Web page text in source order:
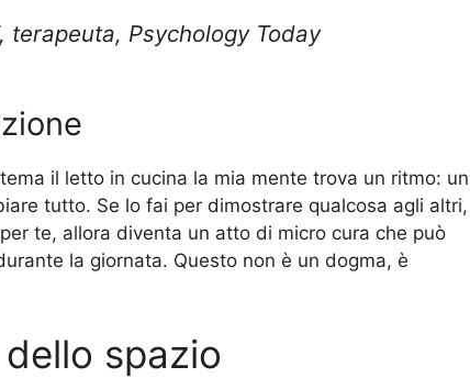
terapeuta, Psychology Today
il letto in cucina la mia mente trova un ritmo: un
tutto. Se lo fai per dimostrare qualcosa agli altri,
te, allora diventa un atto di micro cura che può
la giornata. Questo non è un dogma, è
spazio